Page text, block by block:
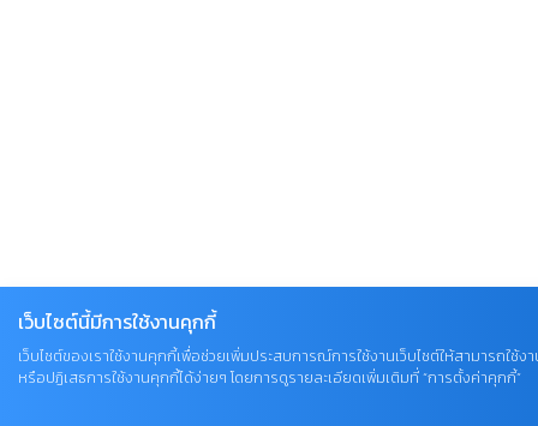
เว็บไซต์นี้มีการใช้งานคุกกี้
เว็บไซต์ของเราใช้งานคุกกี้เพื่อช่วยเพิ่มประสบการณ์การใช้งานเว็บไซต์ให้สามารถใ
หรือปฏิเสธการใช้งานคุกกี้ได้ง่ายๆ โดยการดูรายละเอียดเพิ่มเติมที่ “การตั้งค่าคุกกี้”